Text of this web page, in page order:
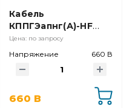
660 В
Кабель
КППГЭапнг(А)-HF
4х6,0
Цена: по запросу
Напряжение 660 В